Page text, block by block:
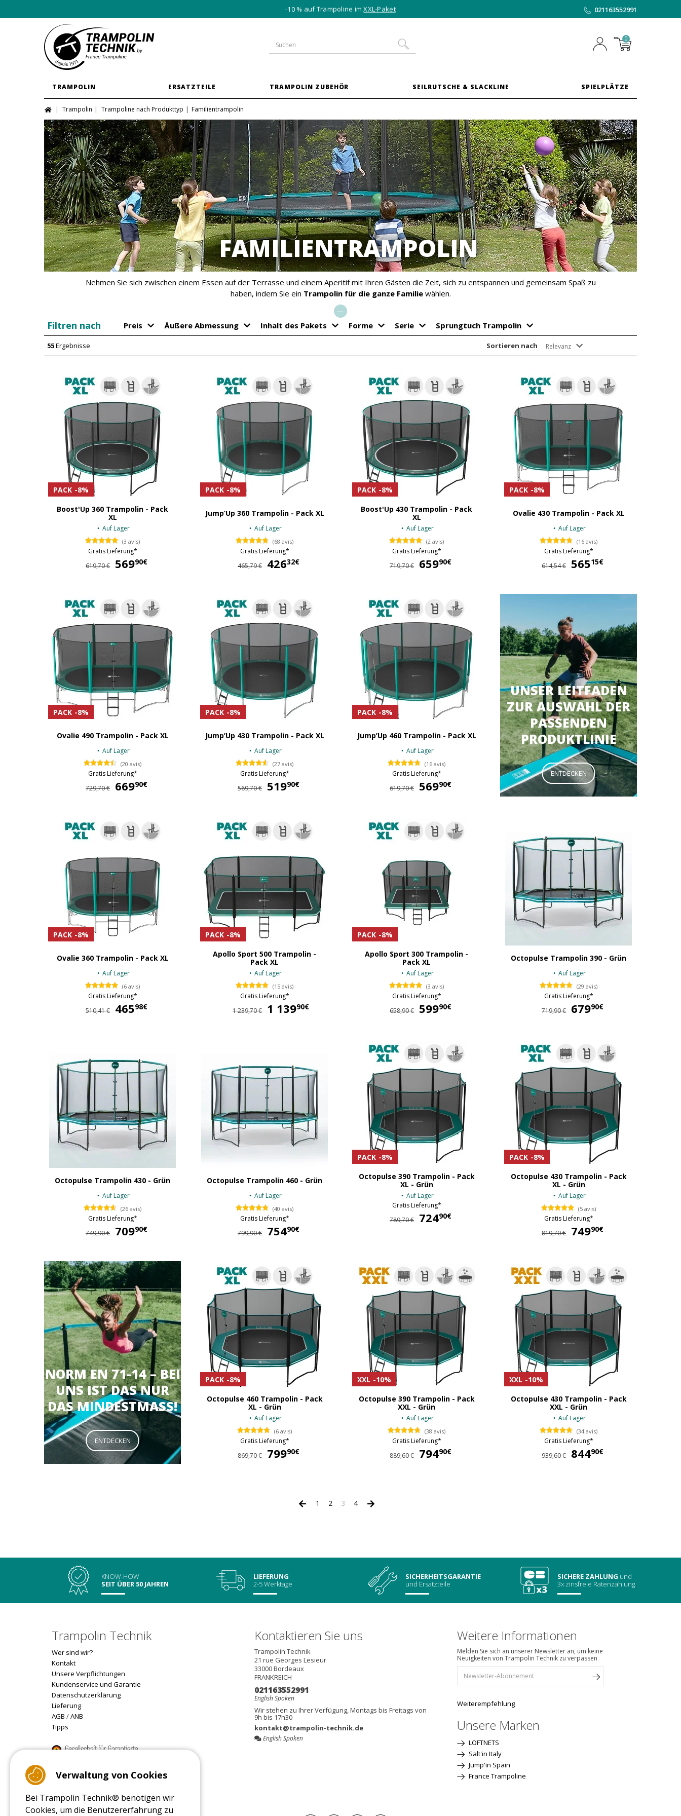
-10 % auf Trampoline imXXL-Paket 021163552991
0
TRAMPOLIN ERSATZTEILE TRAMPOLIN ZUBEHÖR SEILRUTSCHE & SLACKLINE SPIELPLÄTZE
Trampolin Trampoline nach Produkttyp Familientrampolin
FAMILIENTRAMPOLIN
Nehmen Sie sich zwischen einem Essen auf der Terrasse und einem Aperitif mit Ihren Gästen die Zeit, sich zu entspannen und gemeinsam Spaß zu
haben, indem Sie ein Trampolin für die ganze Familiewählen.
...
Filtren nach Preis Äußere Abmessung Inhalt des Pakets Forme Serie Sprungtuch Trampolin
55Ergebnisse Sortieren nach Relevanz
PACK -8%
Boost'Up 360 Trampolin - Pack
XL
Auf Lager
(3 avis)
Gratis Lieferung*
619,70 €
56990€
PACK -8%
Jump’Up 360 Trampolin - Pack XL
Auf Lager
(68 avis)
Gratis Lieferung*
465,79 €
42632€
PACK -8%
Boost'Up 430 Trampolin - Pack
XL
Auf Lager
(2 avis)
Gratis Lieferung*
719,70 €
65990€
PACK -8%
Ovalie 430 Trampolin - Pack XL
Auf Lager
(16 avis)
Gratis Lieferung*
614,54 €
56515€
PACK -8%
Ovalie 490 Trampolin - Pack XL
Auf Lager
(20 avis)
Gratis Lieferung*
729,70 €
66990€
PACK -8%
Jump’Up 430 Trampolin - Pack XL
Auf Lager
(27 avis)
Gratis Lieferung*
569,70 €
51990€
PACK -8%
Jump’Up 460 Trampolin - Pack XL
Auf Lager
(16 avis)
Gratis Lieferung*
619,70 €
56990€
UNSER LEITFADEN
ZUR AUSWAHL DER
PASSENDEN
PRODUKTLINIE
ENTDECKEN
PACK -8%
Ovalie 360 Trampolin - Pack XL
Auf Lager
(6 avis)
Gratis Lieferung*
510,41 €
46598€
PACK -8%
Apollo Sport 500 Trampolin -
Pack XL
Auf Lager
(15 avis)
Gratis Lieferung*
1 239,70 €
1 13990€
PACK -8%
Apollo Sport 300 Trampolin -
Pack XL
Auf Lager
(3 avis)
Gratis Lieferung*
658,90 €
59990€
Octopulse Trampolin 390 - Grün
Auf Lager
(29 avis)
Gratis Lieferung*
719,90 €
67990€
Octopulse Trampolin 430 - Grün
Auf Lager
(26 avis)
Gratis Lieferung*
749,90 €
70990€
Octopulse Trampolin 460 - Grün
Auf Lager
(40 avis)
Gratis Lieferung*
799,90 €
75490€
PACK -8%
Octopulse 390 Trampolin - Pack
XL - Grün
Auf Lager
Gratis Lieferung*
789,70 €
72490€
PACK -8%
Octopulse 430 Trampolin - Pack
XL - Grün
Auf Lager
(5 avis)
Gratis Lieferung*
819,70 €
74990€
NORM EN 71-14 – BEI
UNS IST DAS NUR
DAS MINDESTMASS!
ENTDECKEN
PACK -8%
Octopulse 460 Trampolin - Pack
XL - Grün
Auf Lager
(6 avis)
Gratis Lieferung*
869,70 €
79990€
XXL -10%
Octopulse 390 Trampolin - Pack
XXL - Grün
Auf Lager
(38 avis)
Gratis Lieferung*
889,60 €
79490€
XXL -10%
Octopulse 430 Trampolin - Pack
XXL - Grün
Auf Lager
(34 avis)
Gratis Lieferung*
939,60 €
84490€
1 2 3 4
KNOW-HOW
SEIT ÜBER 50 JAHREN
LIEFERUNG
2-5 Werktage
SICHERHEITSGARANTIE
und Ersatzteile
SICHERE ZAHLUNG und
3x zinsfreie Ratenzahlung
Trampolin Technik
Wer sind wir?
Kontakt
Unsere Verpflichtungen
Kundenservice und Garantie
Datenschutzerklärung
Lieferung
AGB /ANB
Tipps
9.4 /10 (22078 reviews)
Read customer reviews
Kontaktieren Sie uns
Trampolin Technik
21 rue Georges Lesieur
33000Bordeaux
FRANKREICH
021163552991
English Spoken
Wir stehen zu Ihrer Verfügung, Montags bis Freitags von
9h bis 17h30
kontakt@trampolin-technik.de
English Spoken
Weitere Informationen
Melden Sie sich an unserer Newsletter an, um keine
Neuigkeiten von Trampolin Technik zu verpassen
Weiterempfehlung
Unsere Marken
LOFTNETS
Salt'in Italy
Jump'in Spain
France Trampoline
Verwaltung von Cookies
Bei Trampolin Technik® benötigen wir
Cookies, um die Benutzererfahrung zu